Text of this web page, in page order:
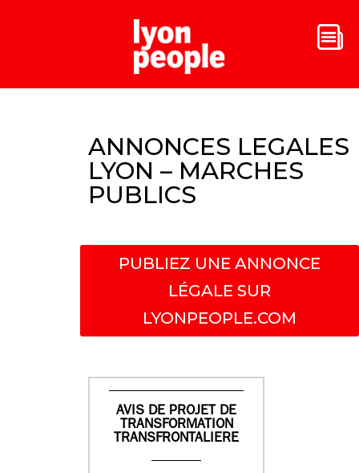
ANNONCES LEGALES
LYON – MARCHES
PUBLICS
PUBLIEZ UNE ANNONCE
LÉGALE SUR
LYONPEOPLE.COM
AVIS DE PROJET DE
TRANSFORMATION
TRANSFRONTALIERE